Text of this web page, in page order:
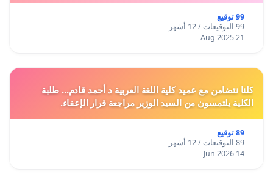
99 توقيع
99 التوقيعات / 12 أشهر
21 Aug 2025
كلنا نتضامن مع عميد كلية اللغة العربية د أحمد قادم... طلبة
الكلية يلتمسون من السيد الوزير مراجعة قرار الإعفاء.
89 توقيع
89 التوقيعات / 12 أشهر
14 Jun 2026